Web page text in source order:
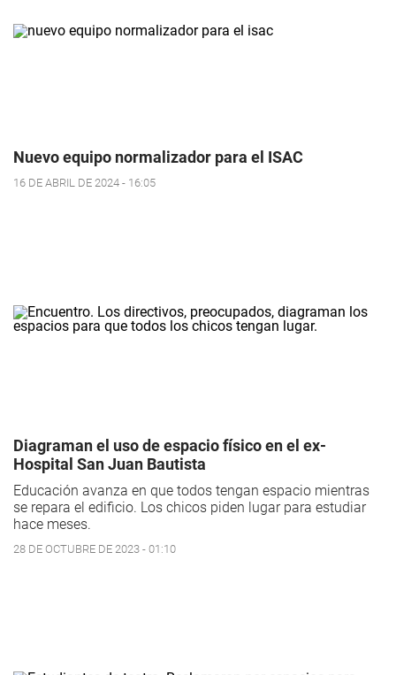
Nuevo equipo normalizador para el ISAC
16 DE ABRIL DE 2024 - 16:05
Diagraman el uso de espacio físico en el ex-
Hospital San Juan Bautista
Educación avanza en que todos tengan espacio mientras
se repara el edificio. Los chicos piden lugar para estudiar
hace meses.
28 DE OCTUBRE DE 2023 - 01:10